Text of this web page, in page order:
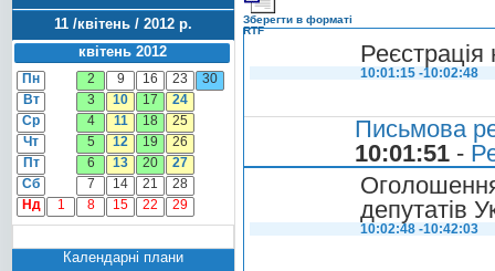
11 /квітень / 2012 р.
квітень 2012
Пн 2 9 16 23
30
Вт
3 10 17
24
Ср
4 11 18
25
Чт
5 12 19
26
Пт
6 13 20
27
Сб
7 14 21
28
Нд
1 8 15 22 29
Календарні плани
Зберегти в форматі
RTF
Реєстрація
10:01:15 -10:02:48
Письмова
10:01:51 -
депутатів
10:02:48 -10:42:03